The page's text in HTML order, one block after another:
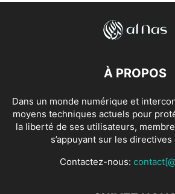
À PROPOS
Dans un monde numérique et
moyens techniques actuels pour
la liberté de ses utilisateurs,
s’appuyant sur les directives
Contactez-nous: